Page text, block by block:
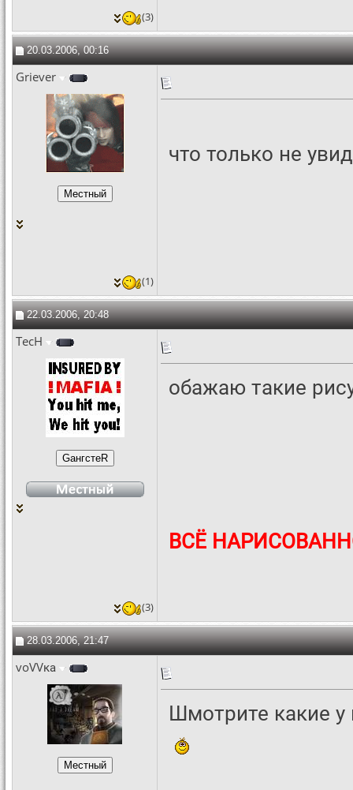
(3)
20.03.2006, 00:16
Griever
что только не
(1)
22.03.2006, 20:48
TecH
обажаю такие
ВСЁ
(3)
28.03.2006, 21:47
voVVка
Шмотрите какие